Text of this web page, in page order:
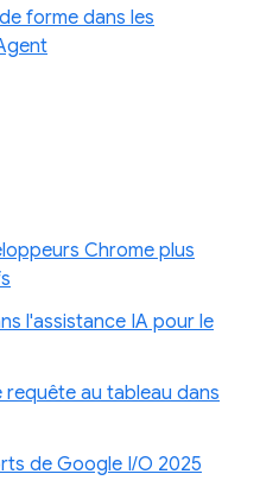
forme dans les
Chrome plus
l'assistance IA pour le
au tableau dans
de Google I/O 2025